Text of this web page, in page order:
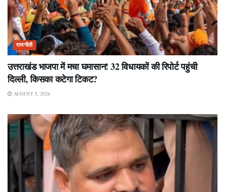
राजनीती
उत्तराखंड भाजपा में मचा घमासान! 32 विधायकों की रिपोर्ट पहुंची
दिल्ली, किसका कटेगा टिकट?
AUGUST 5, 2026